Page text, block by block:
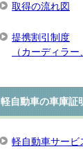
取得の流れ図
提携割引制度
（カーディラー
軽自動車の車庫証
軽自動車サービ